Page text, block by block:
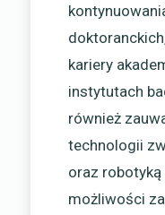
kariery
instytutach
również
technologii
oraz
możliwości